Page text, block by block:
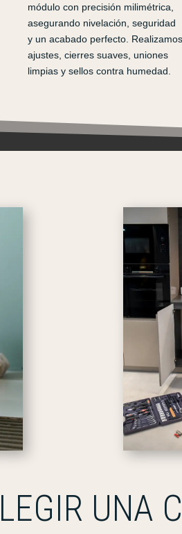
módulo con precisión milimétrica,
asegurando nivelación, seguridad
y un acabado perfecto. Realizamos
ajustes, cierres suaves, uniones
limpias y sellos contra humedad.
UNA